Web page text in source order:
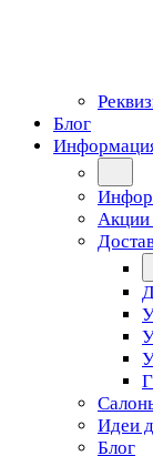
Блог
Акции
Идеи
Блог